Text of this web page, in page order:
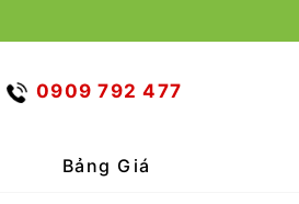
0909 792 477
Bảng Giá